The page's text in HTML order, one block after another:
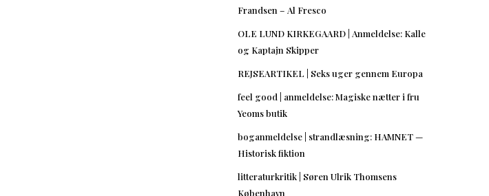
Frandsen – Al Fresco
OLE LUND KIRKEGAARD | Anmeldelse: Kalle
og Kaptajn Skipper
REJSEARTIKEL | Seks uger gennem Europa
feel good | anmeldelse: Magiske nætter i fru
Yeoms butik
boganmeldelse | strandlæsning: HAMNET —
Historisk fiktion
litteraturkritik | Søren Ulrik Thomsens
København